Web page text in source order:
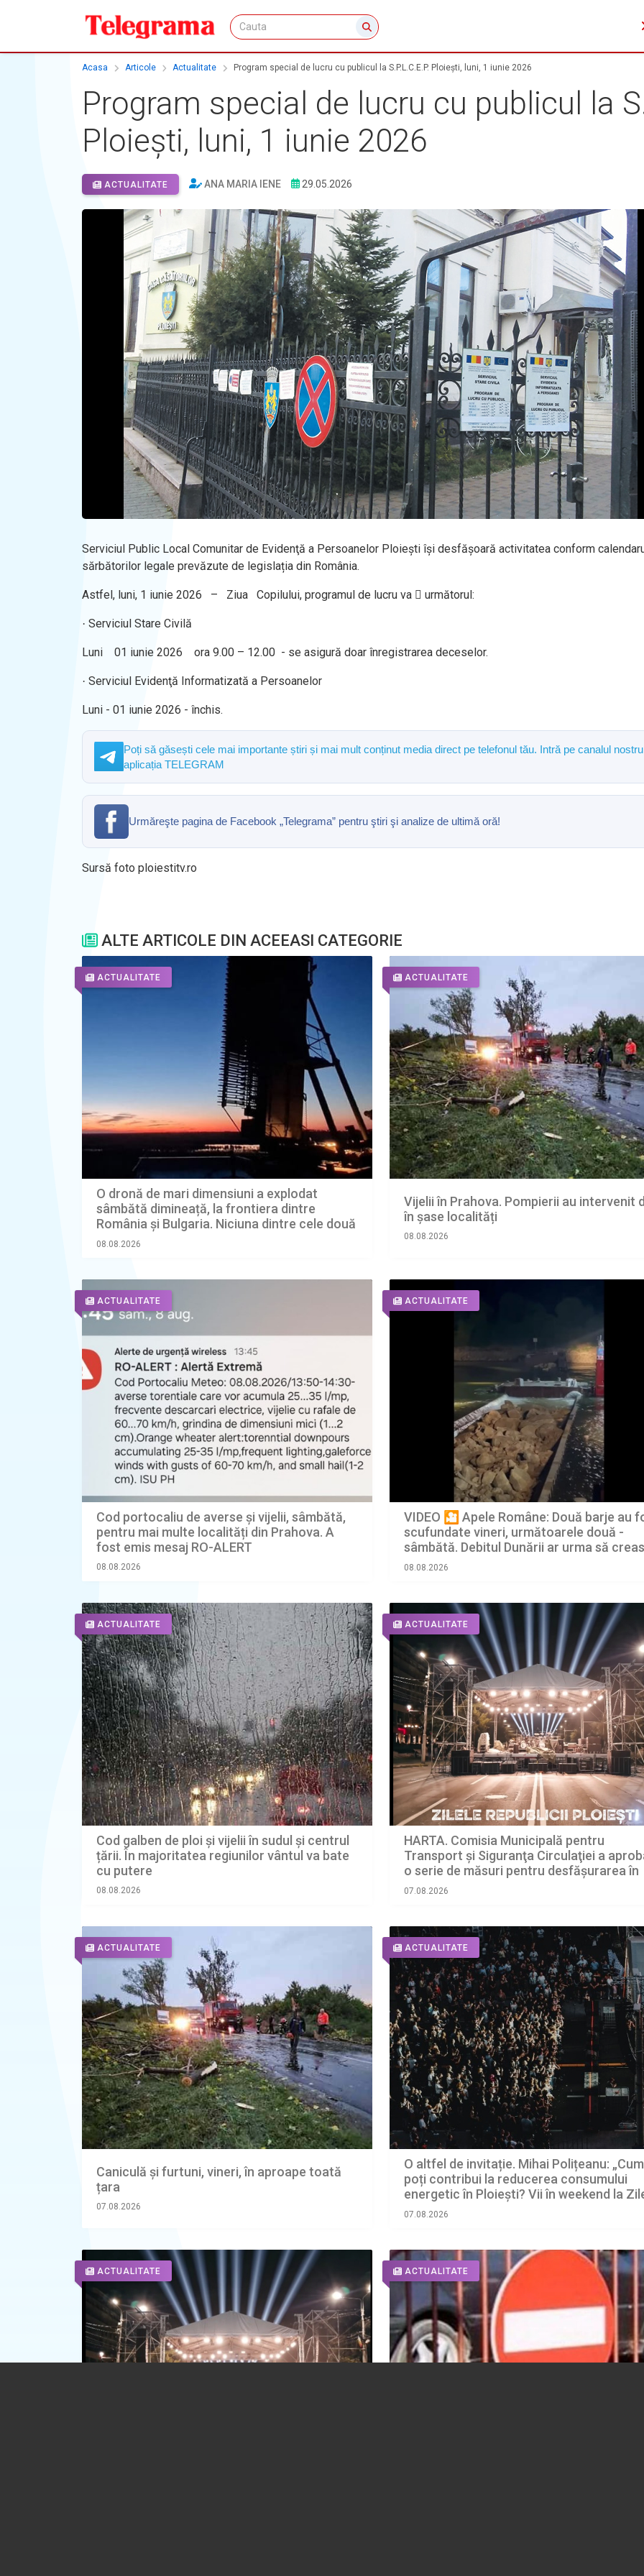
Acasa Articole Actualitate Program special de lucru cu publicul la S.P.L.C.E.P. Ploiești, luni, 1 iunie 2026
Program special de lucru cu publicul la
Ploiești, luni, 1 iunie 2026
ACTUALITATE ANA MARIA IENE 29.05.2026
Serviciul Public Local Comunitar de Evidenţă a Persoanelor Ploiești își desfășoară activitatea conform
sărbătorilor legale prevăzute de legislația din România.
Astfel, luni, 1 iunie 2026 – Ziua Copilului, programul de lucru va  următorul:
· Serviciul Stare Civilă
Luni 01 iunie 2026 ora 9.00 – 12.00 - se asigură doar înregistrarea deceselor.
· Serviciul Evidenţă Informatizată a Persoanelor
Luni - 01 iunie 2026 - închis.
Poți să găsești cele mai importante știri și mai mult conținut media direct pe telefonul tău. Intră pe canalul
aplicația TELEGRAM
Urmăreşte pagina de Facebook „Telegrama” pentru ştiri şi analize de ultimă oră!
Sursă foto ploiestitv.ro
ALTE ARTICOLE DIN ACEEASI CATEGORIE
ACTUALITATE
O dronă de mari dimensiuni a explodat
sâmbătă dimineață, la frontiera dintre
România și Bulgaria. Niciuna dintre cele două
țări nu a detectat aparatul
08.08.2026
ACTUALITATE
Vijelii în Prahova. Pompierii au intervenit
în șase localități
08.08.2026
ACTUALITATE
Cod portocaliu de averse și vijelii, sâmbătă,
pentru mai multe localități din Prahova. A
fost emis mesaj RO-ALERT
08.08.2026
ACTUALITATE
VIDEO 🎦 Apele Române: Două barje au
scufundate vineri, următoarele două -
sâmbătă. Debitul Dunării ar urma să
ușor de săptămâna viitoare
08.08.2026
ACTUALITATE
Cod galben de ploi și vijelii în sudul și centrul
țării. În majoritatea regiunilor vântul va bate
cu putere
08.08.2026
ACTUALITATE
HARTA. Comisia Municipală pentru
Transport şi Siguranţa Circulaţiei a
o serie de măsuri pentru desfășurarea în
condiții optime a ZILELOR REPUBLICII, în
07.08.2026
ACTUALITATE
Caniculă și furtuni, vineri, în aproape toată
țara
07.08.2026
ACTUALITATE
O altfel de invitație. Mihai Polițeanu: „Cum
poți contribui la reducerea consumului
energetic în Ploiești? Vii în weekend la
Republicii
07.08.2026
ACTUALITATE ACTUALITATE